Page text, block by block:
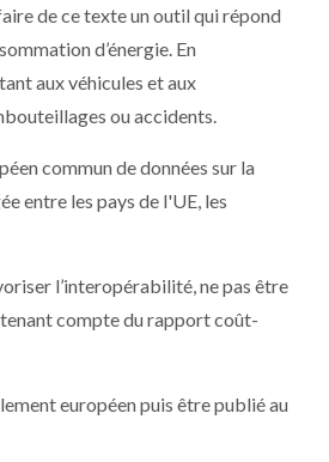
de ce texte un outil qui répond
d’énergie. En
aux véhicules et aux
ou accidents.
commun de données sur la
entre les pays de l'UE, les
l’interopérabilité, ne pas être
compte du rapport coût-
européen puis être publié au